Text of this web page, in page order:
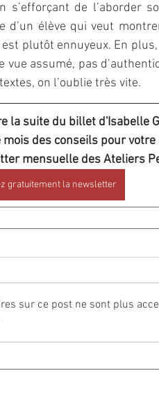
s’efforçant de l’aborder
d’un élève qui veut
plutôt ennuyeux. En
vue assumé, pas
on l’oublie très vite.
la suite du billet d'Isabelle
mois des conseils pour
mensuelle des Ateliers
gratuitement la newsletter
sur ce post ne sont plus